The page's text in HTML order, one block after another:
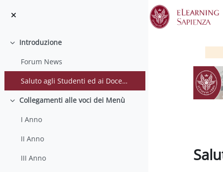
Minimizza
Introduzione
Forum News
Saluto agli Studenti ed ai Docenti
Minimizza
Collegamenti alle voci dei Menù
I Anno
II Anno
III Anno